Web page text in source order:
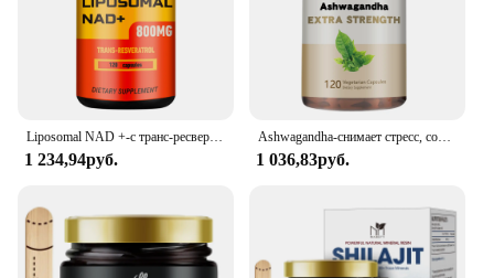
1 234,94руб.
Ashwagandha-снимает стресс, сосредоточивается, усиливает мозг, наполняет энергию, улучшает состояние сна-120 капсул
1 036,83руб.